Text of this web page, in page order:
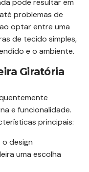
pode resultar em
problemas de
optar entre uma
de tecido simples,
e o ambiente.
Giratória
e funcionalidade.
principais:
design
uma escolha